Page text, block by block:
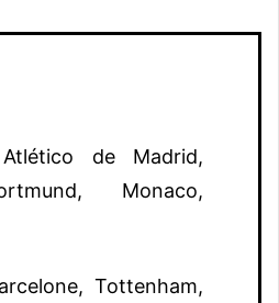
de Madrid,
Monaco,
Tottenham,